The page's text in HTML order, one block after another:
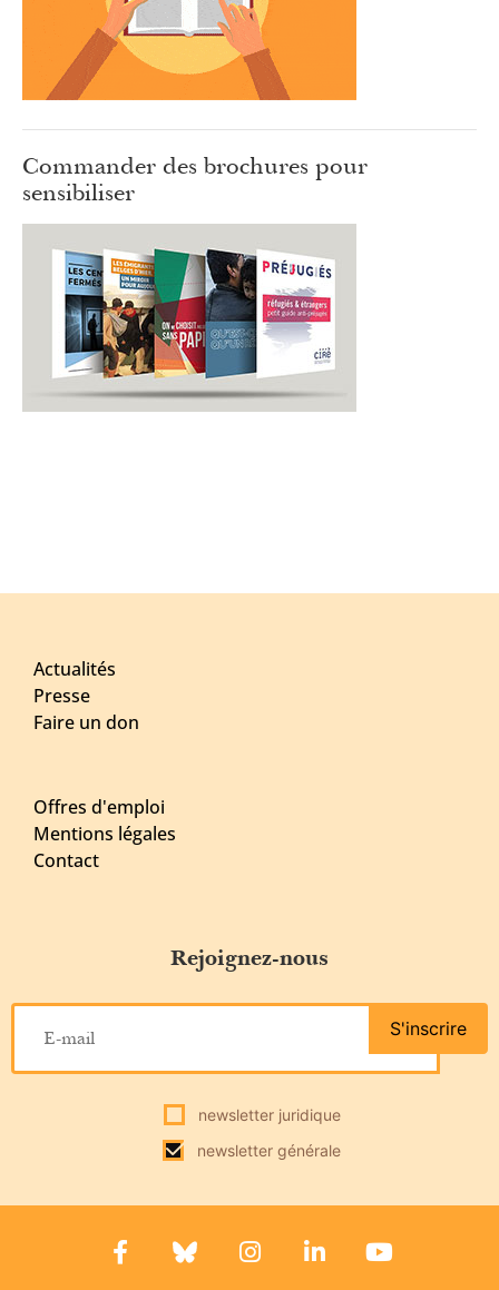
Commander des brochures pour
sensibiliser
Actualités
Presse
Faire un don
Offres d'emploi
Mentions légales
Contact
Rejoignez-nous
newsletter juridique
newsletter générale
S'inscrire